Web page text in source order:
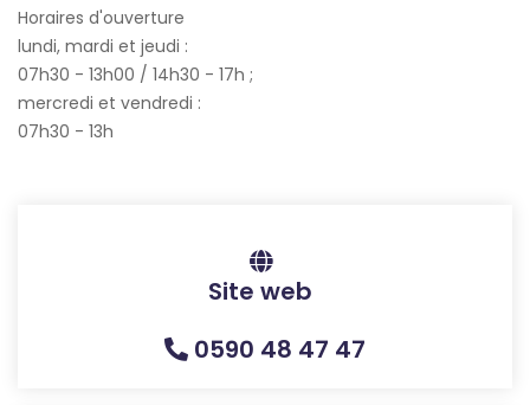
Horaires d'ouverture
lundi, mardi et jeudi :
07h30 - 13h00 / 14h30 - 17h ;
mercredi et vendredi :
07h30 - 13h
Site web
0590 48 47 47